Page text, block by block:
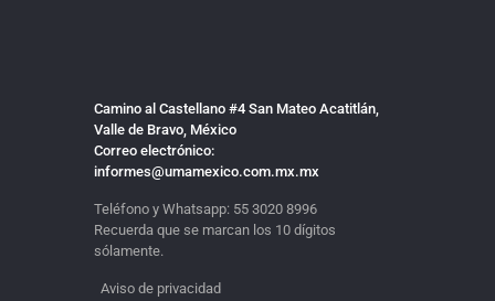
Camino al Castellano #4 San Mateo Acatitlán,
Valle de Bravo, México
Correo electrónico:
informes@umamexico.com.mx.mx
Teléfono y Whatsapp: 55 3020 8996
Recuerda que se marcan los 10 dígitos
sólamente.
Aviso de privacidad